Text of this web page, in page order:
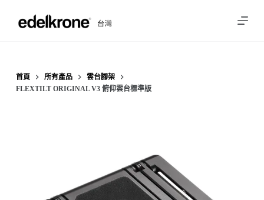
至
內
容
首頁 所有產品
雲台腳架
FLEXTILT ORIGINAL V3 俯仰雲台標準版